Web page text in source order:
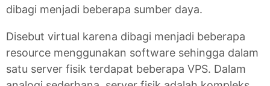
dibagi menjadi beberapa sumber daya.
Disebut virtual karena dibagi menjadi beberapa
resource menggunakan software sehingga dalam
satu server fisik terdapat beberapa VPS. Dalam